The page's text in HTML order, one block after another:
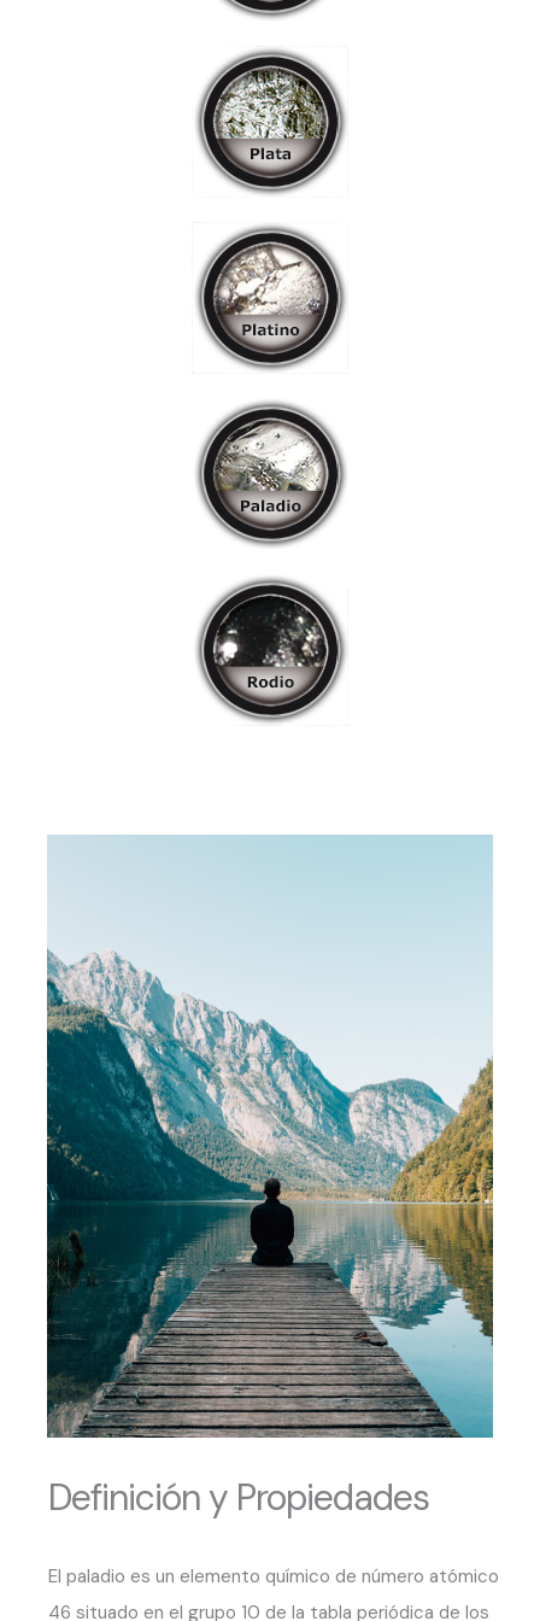
Definición y Propiedades
El paladio es un elemento químico de número atómico
46 situado en el grupo 10 de la tabla periódica de los